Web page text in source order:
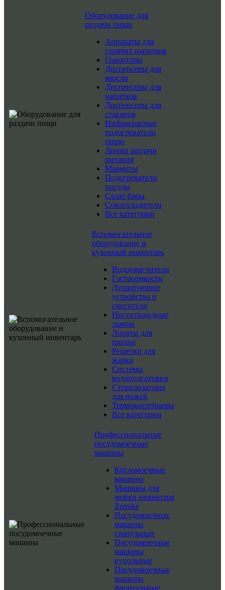
Оборудование для
раздачи пищи
Аппараты для
горячих напитков
Граниторы
Диспенсеры для
мюсли
Диспенсеры для
напитков
Диспенсеры для
стаканов
Инфракрасные
подогреватели
пищи
Линии раздачи
питания
Мармиты
Подогреватели
посуды
Салат-бары
Сокоохладители
Все категории
Вспомогательное
оборудование и
кухонный инвентарь
Водоумягчители
Гастроемкости
Душирующие
устройства и
смесители
Инсектицидные
лампы
Лопаты для
пиццы
Решетки для
жарки
Системы
водоподготовки
Стерилизаторы
для ножей
Термоконтейнеры
Все категории
Профессиональные
посудомоечные
машины
Котломоечные
машины
Машины для
мойки инвентаря
Zernike
Посудомоечные
машины
гранульные
Посудомоечные
машины
купольные
Посудомоечные
машины
фронтальные